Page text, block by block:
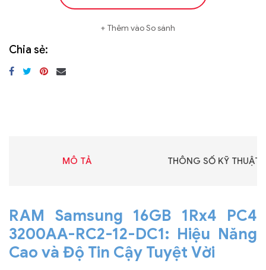
Thêm vào So sánh
Chia sẻ:
MÔ TẢ THÔNG SỐ KỸ THUẬT
RAM Samsung 16GB 1Rx4 PC4
3200AA-RC2-12-DC1: Hiệu Năng
Cao và Độ Tin Cậy Tuyệt Vời